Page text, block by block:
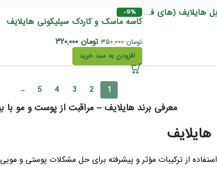
دستگاه هیدرودرمی پرتابل هایلایف (های فرکانسی)
-9%
کاسه ماسک و کاردک سیلیکونی هایلایف
تومان۳۵۰,۰۰۰ تومان
افزودن به سبد خرید
1
2
3
4
5
→
معرفی برند هایلایف – مراقبت از پوست و مو با
استفاده از ترکیبات مؤثر و پیشرفته برای حل مشکلات پوستی و مویی